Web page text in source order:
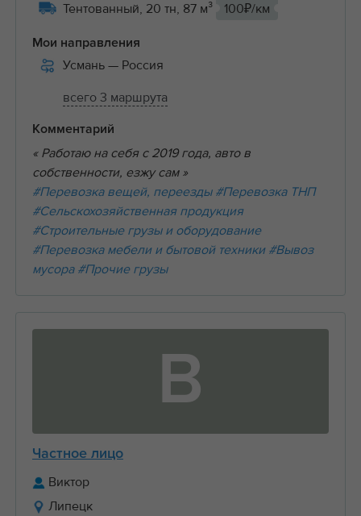
Тентованный, 20 тн, 87 м³ 100₽/км
Мои направления
Усмань — Россия
всего 3 маршрута
Комментарий
« Работаю на себя с 2019 года, авто в
собственности, езжу сам »
#Перевозка вещей, переезды #Перевозка ТНП
#Сельскохозяйственная продукция
#Строительные грузы и оборудование
#Перевозка мебели и бытовой техники #Вывоз
мусора #Прочие грузы
В
Частное лицо
Виктор
Липецк